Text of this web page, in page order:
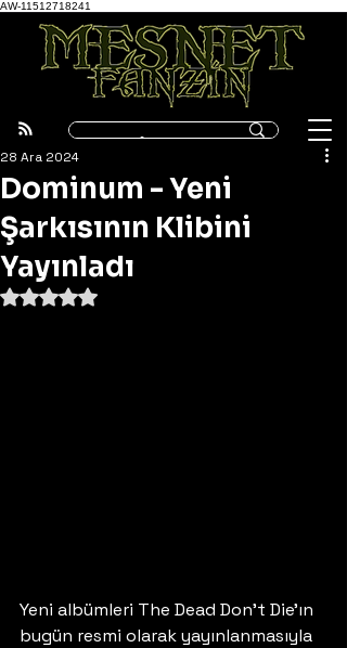
AW-11512718241
Dominum - Yeni
Şarkısının Klibini
Yayınladı
28 Ara 2024
5 üzerinden NaN yıldız
Yeni albümleri The Dead Don't Die'ın
bugün resmi olarak yayınlanmasıyla